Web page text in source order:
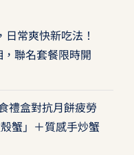
常爽快新吃法！
，聯名套餐限時開
禮盒對抗月餅疲勞
蟹」＋質感手炒蟹